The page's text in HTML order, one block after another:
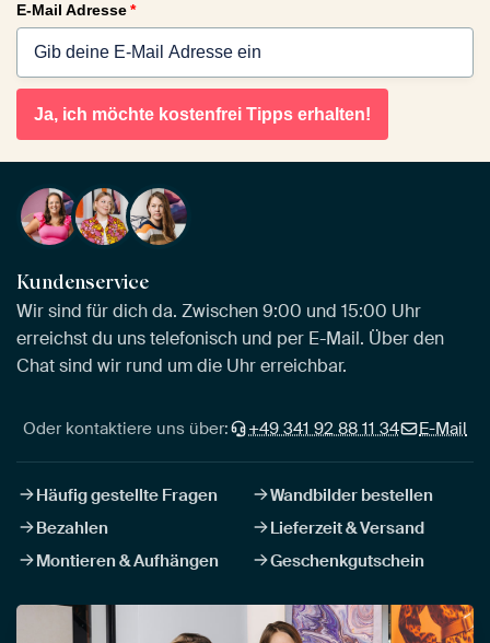
E-Mail Adresse*
Ja, ich möchte kostenfrei Tipps erhalten!
Kundenservice
Wir sind für dich da. Zwischen 9:00 und 15:00 Uhr
erreichst du uns telefonisch und per E-Mail. Über den
Chat sind wir rund um die Uhr erreichbar.
Oder kontaktiere uns über: +49 341 92 88 11 34 E-Mail
Häufig gestellte Fragen
Wandbilder bestellen
Bezahlen
Lieferzeit & Versand
Montieren & Aufhängen
Geschenkgutschein